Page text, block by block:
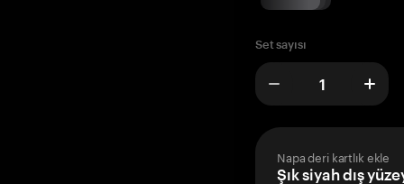
Set sayısı
Napa deri kartlık ekle
Şık siyah dış